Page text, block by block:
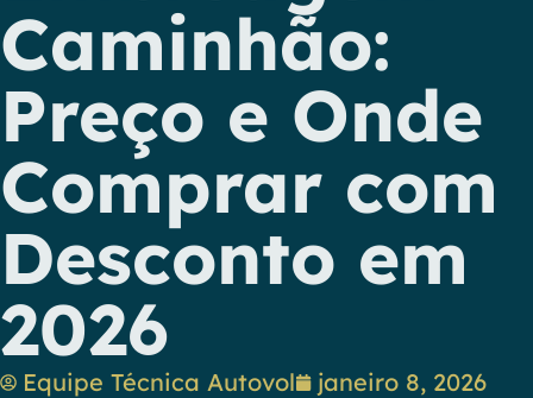
Caminhão:
Preço e Onde
Comprar com
Desconto em
2026
Equipe Técnica Autovol
janeiro 8, 2026